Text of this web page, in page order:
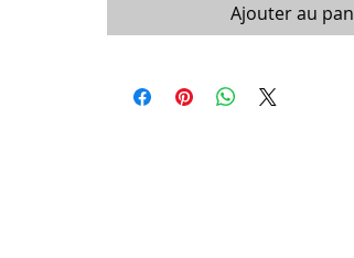
Ajouter au